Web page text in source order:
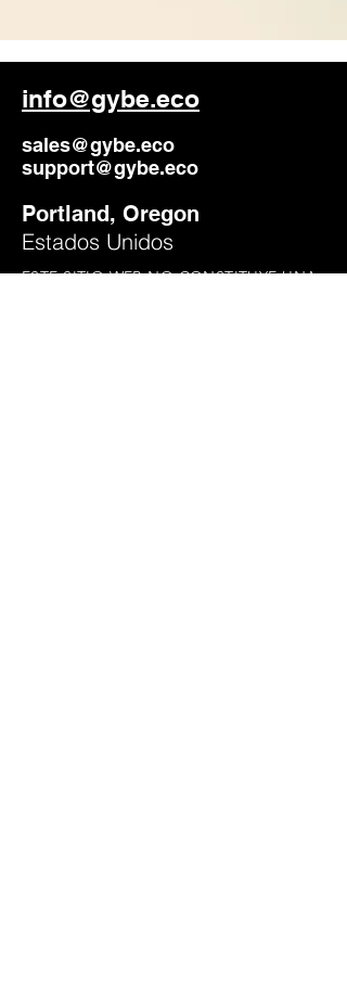
info@gybe.eco
sales@gybe.eco
support@gybe.eco
Portland, Oregon
Estados Unidos
ESTE SITIO WEB NO CONSTITUYE UNA